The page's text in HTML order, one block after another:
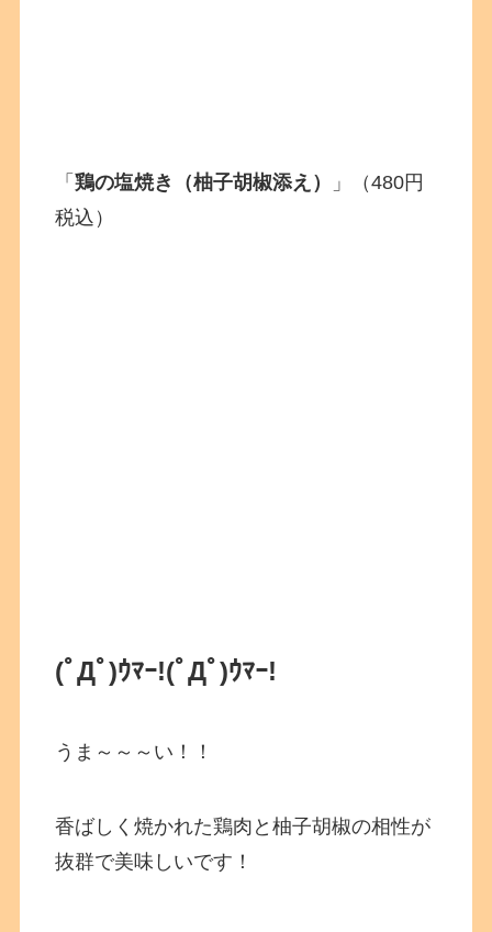
「鶏の塩焼き（柚子胡椒添え）
」（480円
税込）
(ﾟДﾟ)ｳﾏｰ!(ﾟДﾟ)ｳﾏｰ!
うま～～～い！！
香ばしく焼かれた鶏肉と柚子胡椒の相性が
抜群で美味しいです！